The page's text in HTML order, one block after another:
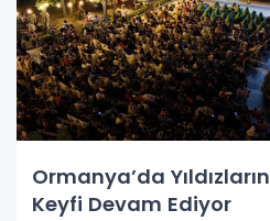
Ormanya’da
Keyfi Devam Ediyor